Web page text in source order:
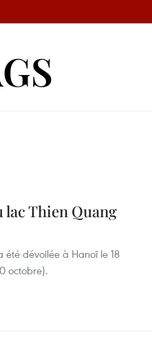
Thien Quang
dévoilée à Hanoï le 18
octobre).